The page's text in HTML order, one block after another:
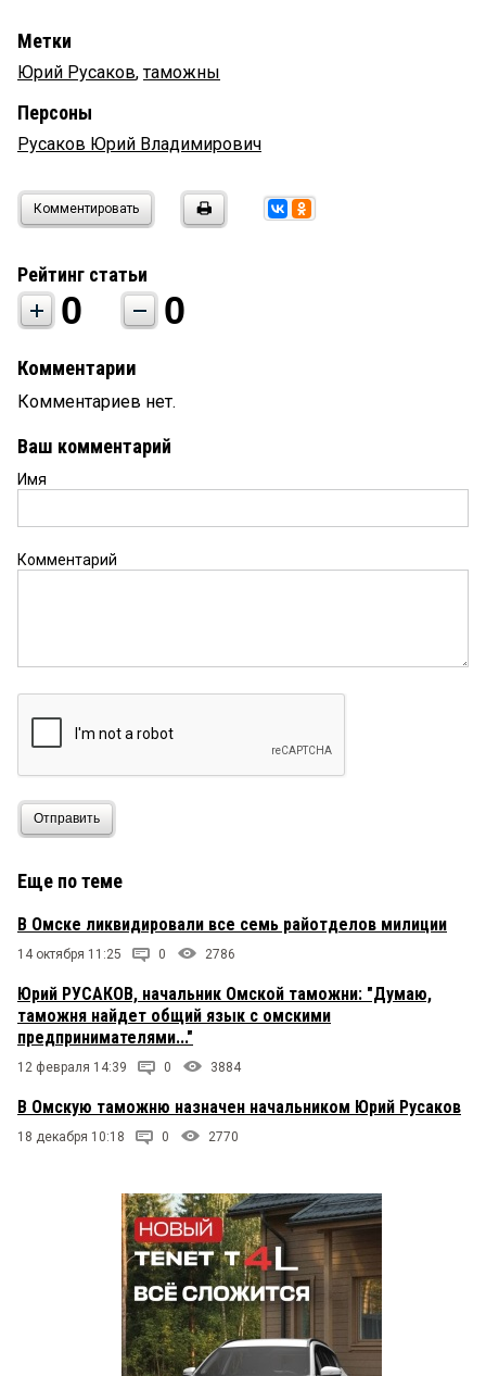
Метки
Юрий Русаков,таможны
Персоны
Русаков Юрий Владимирович
Комментировать
Рейтинг статьи
0 0
Комментарии
Комментариев нет.
Ваш комментарий
Имя
Комментарий
Отправить
Еще по теме
В Омске ликвидировали все семь райотделов милиции
14 октября 11:25 0 2786
Юрий РУСАКОВ, начальник Омской таможни: "Думаю,
таможня найдет общий язык с омскими
предпринимателями..."
12 февраля 14:39 0 3884
В Омскую таможню назначен начальником Юрий Русаков
18 декабря 10:18 0 2770